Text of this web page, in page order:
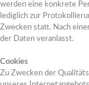
werden eine konkrete
lediglich zur
Zwecken statt. Nach
der Daten veranlasst.
Cookies
Zu Zwecken der